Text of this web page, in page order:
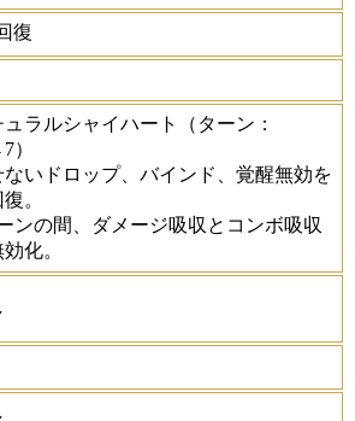
復
ュラルシャイハート
（ターン：
）
ないドロップ、バインド、覚醒無効を
。
ンの間、ダメージ吸収とコンボ吸収
化。